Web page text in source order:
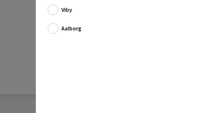
Viby
Aalborg